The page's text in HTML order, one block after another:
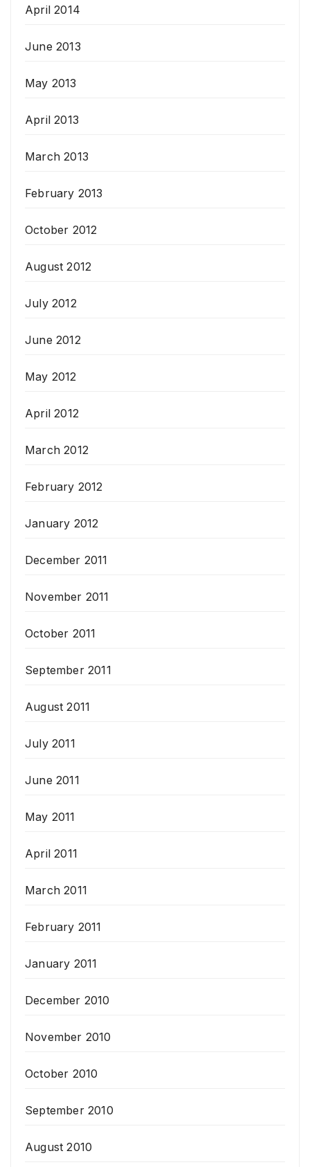
April 2014
June 2013
May 2013
April 2013
March 2013
February 2013
October 2012
August 2012
July 2012
June 2012
May 2012
April 2012
March 2012
February 2012
January 2012
December 2011
November 2011
October 2011
September 2011
August 2011
July 2011
June 2011
May 2011
April 2011
March 2011
February 2011
January 2011
December 2010
November 2010
October 2010
September 2010
August 2010